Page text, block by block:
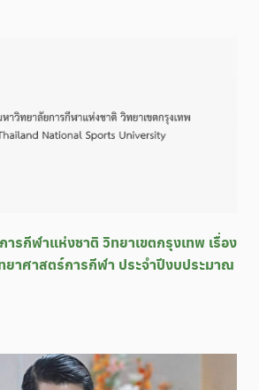
รกีฬาแห่งชาติ วิทยาเขตกรุงเทพ เรื่อง
ยาศาสตร์การกีฬา ประจำปีงบประมาณ